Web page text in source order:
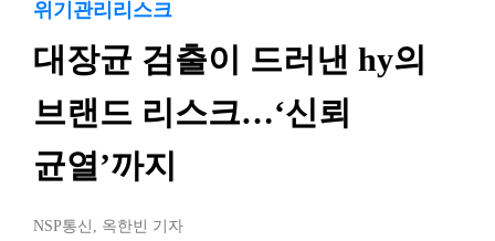
위기관리리스크
대장균 검출이 드러낸 hy의
브랜드 리스크…‘신뢰
균열’까지
NSP통신 , 옥한빈 기자